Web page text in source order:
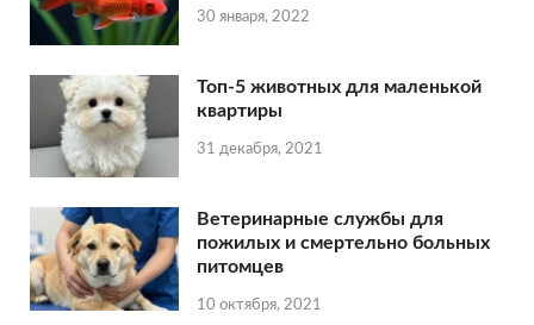
30 января, 2022
Топ-5 животных для маленькой
квартиры
31 декабря, 2021
Ветеринарные службы для
пожилых и смертельно больных
питомцев
10 октября, 2021